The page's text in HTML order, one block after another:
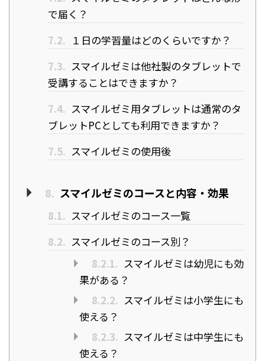
で届く？
7.2. １日の学習量はどのくらいですか？
7.3. スマイルゼミは他社製のタブレットで
受講することはできますか？
7.4. スマイルゼミ用タブレットは通常のタ
ブレットPCとしても利用できますか？
7.5. スマイルゼミの使用後
8. スマイルゼミのコースと内容・効果
8.1. スマイルゼミのコース一覧
8.2. スマイルゼミのコース別？
8.2.1. スマイルゼミは幼児にも効
果がある？
8.2.2. スマイルゼミは小学生にも
使える？
8.2.3. スマイルゼミは中学生にも
使える？